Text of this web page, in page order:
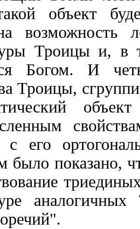
объект
возможность
Троицы и, в
Богом. И
Троицы,
с его
было показано,